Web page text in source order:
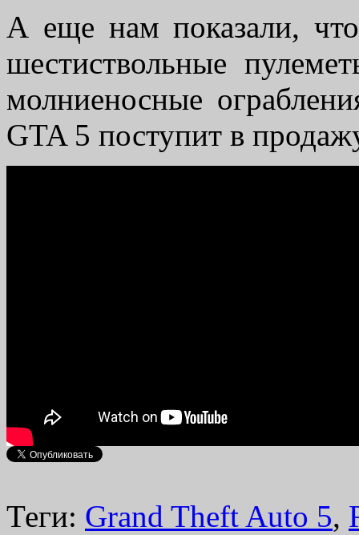
А еще нам показали,
шестиствольные
молниеносные
GTA 5 поступит в
Теги: Grand Theft Auto 5,